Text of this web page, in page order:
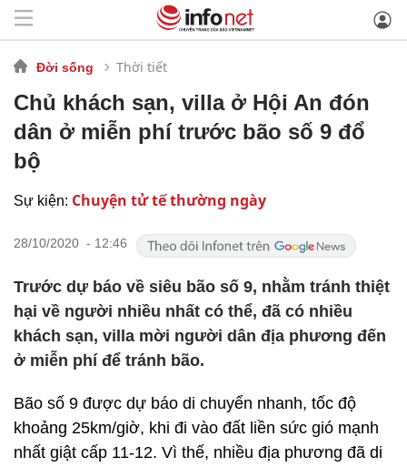
Đời sống Thời tiết
Chủ khách sạn, villa ở Hội An đón
dân ở miễn phí trước bão số 9 đổ
bộ
Sự kiện: Chuyện tử tế thường ngày
28/10/2020 - 12:46
Trước dự báo về siêu bão số 9, nhằm tránh thiệt
hại về người nhiều nhất có thể, đã có nhiều
khách sạn, villa mời người dân địa phương đến
ở miễn phí để tránh bão.
Bão số 9 được dự báo di chuyển nhanh, tốc độ
khoảng 25km/giờ, khi đi vào đất liền sức gió mạnh
nhất giật cấp 11-12. Vì thế, nhiều địa phương đã di